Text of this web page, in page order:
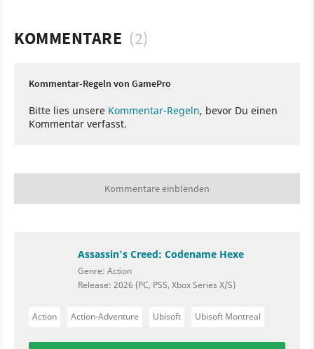
KOMMENTARE (2)
Kommentar-Regeln von GamePro
Bitte lies unsere Kommentar-Regeln, bevor Du einen
Kommentar verfasst.
Kommentare einblenden
Assassin's Creed: Codename Hexe
Genre: Action
Release: 2026 (PC, PS5, Xbox Series X/S)
Action Action-Adventure Ubisoft Ubisoft Montreal